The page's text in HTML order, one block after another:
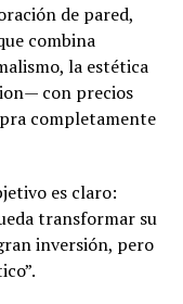
de pared,
combina
la estética
con precios
completamente
es claro:
transformar su
inversión, pero